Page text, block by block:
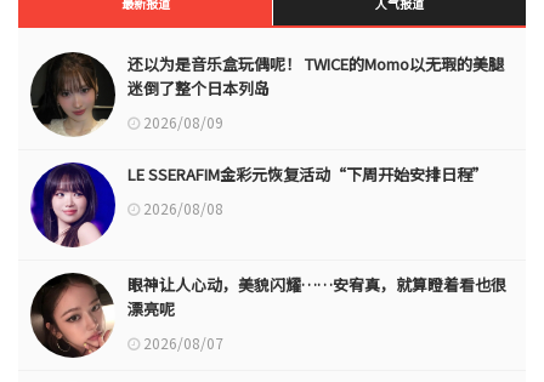
还以为是音乐盒玩偶呢！ TWICE的Momo以无瑕的美腿
迷倒了整个日本列岛
2026/08/09
LE SSERAFIM金彩元恢复活动“下周开始安排日程”
2026/08/08
眼神让人心动，美貌闪耀……安宥真，就算瞪着看也很
漂亮呢
2026/08/07